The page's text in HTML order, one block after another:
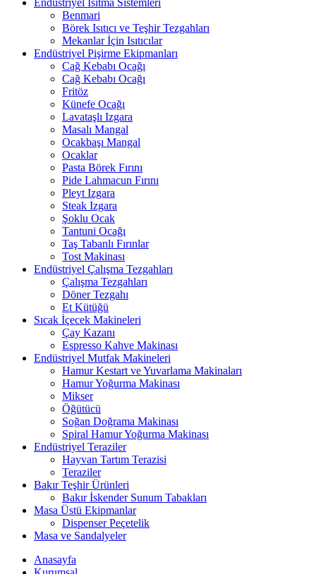
Endüstriyel Isıtma Sistemleri
Benmari
Börek Isıtıcı ve Teşhir Tezgahları
Mekanlar İçin Isıtıcılar
Endüstriyel Pişirme Ekipmanları
Cağ Kebabı Ocağı
Cağ Kebabı Ocağı
Fritöz
Künefe Ocağı
Lavataşlı Izgara
Masalı Mangal
Ocakbaşı Mangal
Ocaklar
Pasta Börek Fırını
Pide Lahmacun Fırını
Pleyt Izgara
Steak Izgara
Şoklu Ocak
Tantuni Ocağı
Taş Tabanlı Fırınlar
Tost Makinası
Endüstriyel Çalışma Tezgahları
Çalışma Tezgahları
Döner Tezgahı
Et Kütüğü
Sıcak İçecek Makineleri
Çay Kazanı
Espresso Kahve Makinası
Endüstriyel Mutfak Makineleri
Hamur Kestart ve Yuvarlama Makinaları
Hamur Yoğurma Makinası
Mikser
Öğütücü
Soğan Doğrama Makinası
Spiral Hamur Yoğurma Makinası
Endüstriyel Teraziler
Hayvan Tartım Terazisi
Teraziler
Bakır Teşhir Ürünleri
Bakır İskender Sunum Tabakları
Masa Üstü Ekipmanlar
Dispenser Peçetelik
Masa ve Sandalyeler
Anasayfa